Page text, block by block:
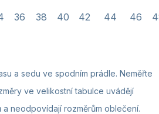
36 38 40 42 44 46
a sedu ve spodním prádle. Neměřte
ve velikostní tabulce uvádějí
neodpovídají rozměrům oblečení.